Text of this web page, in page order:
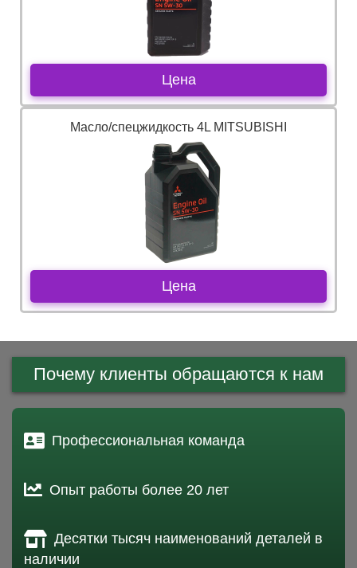
Цена
Масло/спецжидкость 4L MITSUBISHI
Цена
Почему клиенты обращаются к нам
Профессиональная команда
Опыт работы более 20 лет
Десятки тысяч наименований деталей в
наличии